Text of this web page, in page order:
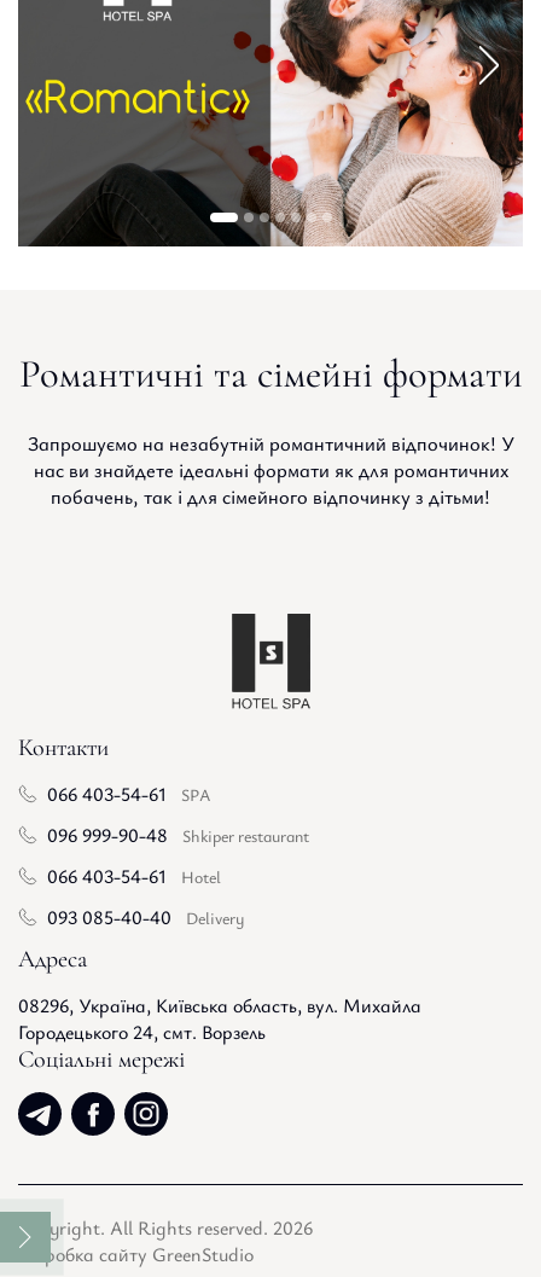
Романтичні та сімейні формати
Запрошуємо на незабутній романтичний відпочинок! У
нас ви знайдете ідеальні формати як для романтичних
побачень, так і для сімейного відпочинку з дітьми!
Контакти
066 403-54-61 SPA
096 999-90-48 Shkiper restaurant
066 403-54-61 Hotel
093 085-40-40 Delivery
Адреса
08296, Україна, Київська область, вул. Михайла
Городецького 24, смт. Ворзель
Соціальні мережі
Copyright. All Rights reserved. 2026
Розробка сайту GreenStudio